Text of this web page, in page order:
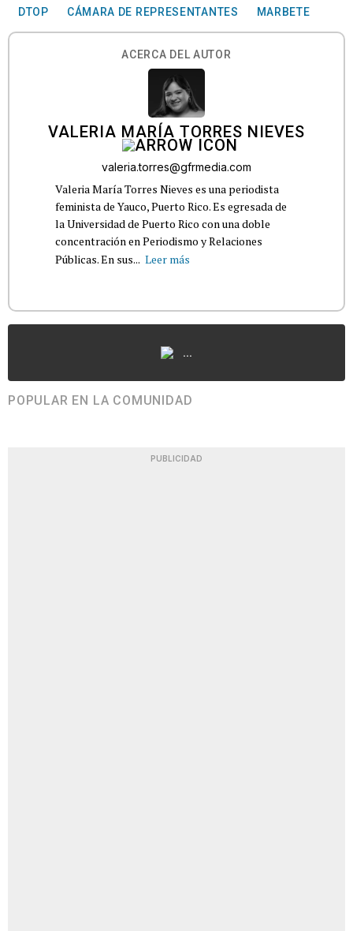
DTOP CÁMARA DE REPRESENTANTES MARBETE
ACERCA DEL AUTOR
VALERIA MARÍA TORRES NIEVES
valeria.torres@gfrmedia.com
Valeria María Torres Nieves es una periodista
feminista de Yauco, Puerto Rico. Es egresada de
la Universidad de Puerto Rico con una doble
concentración en Periodismo y Relaciones
Públicas. En sus... Leer más
...
POPULAR EN LA COMUNIDAD
PUBLICIDAD